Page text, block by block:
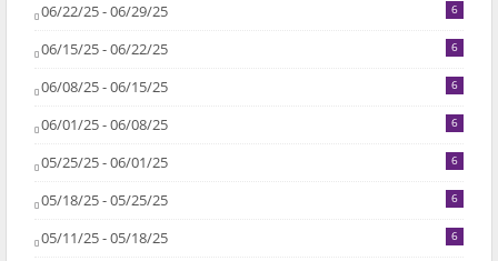
06/22/25 - 06/29/25 6
06/15/25 - 06/22/25 6
06/08/25 - 06/15/25 6
06/01/25 - 06/08/25 6
05/25/25 - 06/01/25 6
05/18/25 - 05/25/25 6
05/11/25 - 05/18/25 6